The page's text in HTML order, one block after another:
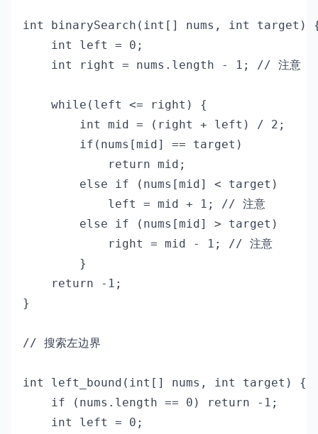
int binarySearch(int[] nums, int target)
    int left = 0;
    int right = nums.length - 1; // 注意
    while(left <= right) {
        int mid = (right + left) / 2;
        if(nums[mid] == target)
            return mid;
        else if (nums[mid] < target)
            left = mid + 1; // 注意
        else if (nums[mid] > target)
            right = mid - 1; // 注意
        }
    return -1;
}
// 搜索左边界
int left_bound(int[] nums, int target) {
    if (nums.length == 0) return -1;
    int left = 0;